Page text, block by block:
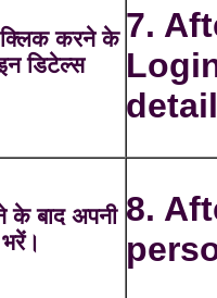
क्लिक करने के
डिटेल्स
7.
के बाद अपनी 8.